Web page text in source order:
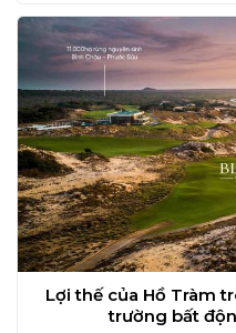
Lợi thế của Hồ Tràm
trường bất